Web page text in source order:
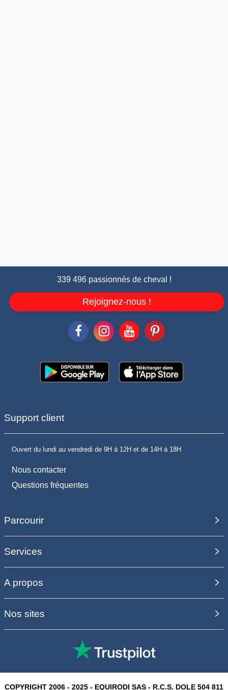
339 496 passionnés de cheval !
Rejoignez-nous !
Support client
Ouvert du lundi au vendredi de 9H à 12H et de 14H à 18H
Nous contacter
Questions fréquentes
Parcourir
Services
A propos
Nos sites
COPYRIGHT 2006 - 2025 - EQUIRODI SAS - R.C.S. DOLE 504 811